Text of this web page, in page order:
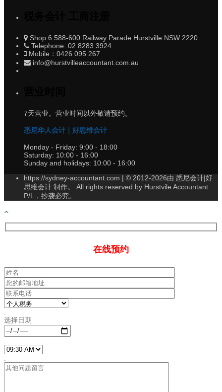
Shop 6 588-600 Railway Parade Hurstville NSW 2220
Telephone: 02 8283 3924
Mobile：0426 095 267
info@hurstvilleaccountant.com.au
7天营业。营业时间以外敬请预约。
悉尼华人会计｜好思维会计
Monday - Friday: 9:00 - 18:00
Saturday: 10:00 - 16:00
Sunday and holidays: 10:00 - 16:00
https://sydney-accountant.com | © 2012-2026由 悉尼会计|好
思维会计 制作。 All rights reserved by Hurstvile Accountant
P/L，抄袭必究。
在线预约
选择日期